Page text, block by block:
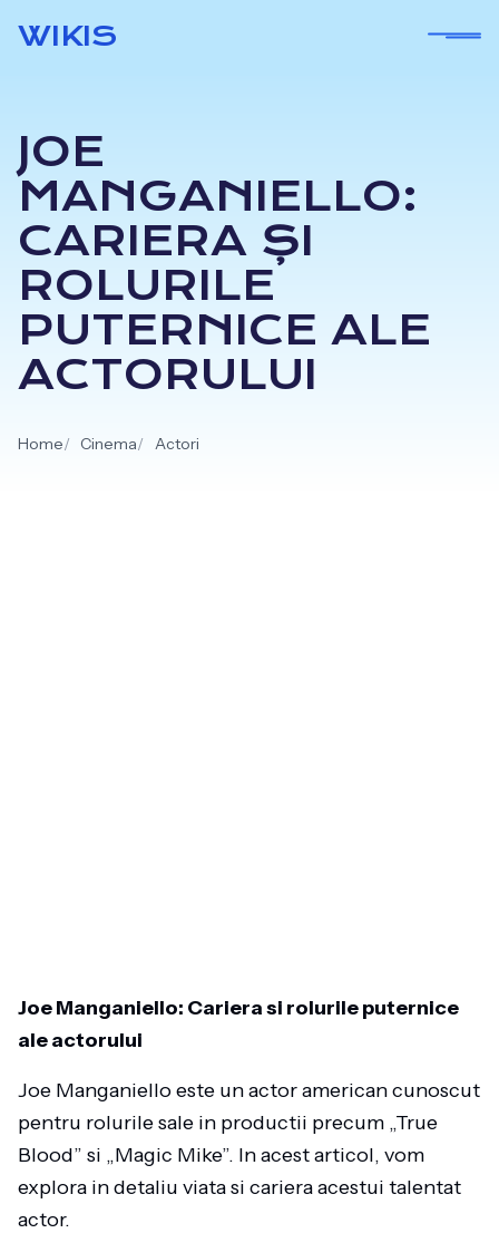
WIKIS
JOE
MANGANIELLO:
CARIERA ȘI
ROLURILE
PUTERNICE ALE
ACTORULUI
Home Cinema Actori
Joe Manganiello: Cariera si rolurile puternice
ale actorului
Joe Manganiello este un actor american cunoscut
pentru rolurile sale in productii precum „True
Blood” si „Magic Mike”. In acest articol, vom
explora in detaliu viata si cariera acestui talentat
actor.